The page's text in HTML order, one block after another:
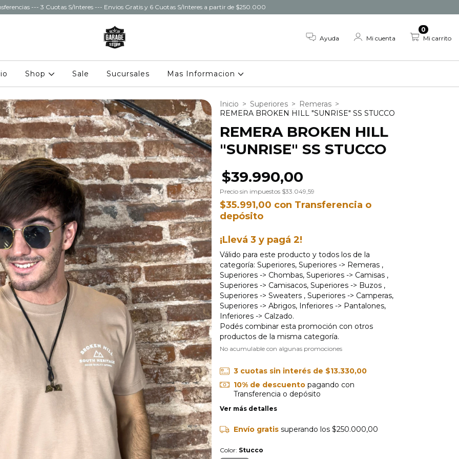
--- 3 Cuotas S/Interes --- Envios Gratis y 6 Cuotas S/Interes a partir de $250.000
Ayuda Mi cuenta Mi carrito
0
Shop Sale Sucursales Mas Informacion
Inicio > Superiores > Remeras >
REMERA BROKEN HILL "SUNRISE" SS STUCCO
REMERA BROKEN HILL
"SUNRISE" SS STUCCO
$39.990,00
Precio sin impuestos $33.049,59
$35.991,00 con Transferencia o
depósito
¡Llevá 3 y pagá 2!
Válido para este producto y todos los de la
categoría: Superiores, Superiores -> Remeras ,
Superiores -> Chombas, Superiores -> Camisas ,
Superiores -> Camisacos, Superiores -> Buzos ,
Superiores -> Sweaters , Superiores -> Camperas,
Superiores -> Abrigos, Inferiores -> Pantalones,
Inferiores -> Calzado.
Podés combinar esta promoción con otros
productos de la misma categoría.
No acumulable con algunas promociones
3 cuotas sin interés de $13.330,00
10% de descuentopagando con
Transferencia o depósito
Ver más detalles
Envío gratis superando los $250.000,00
Color: Stucco